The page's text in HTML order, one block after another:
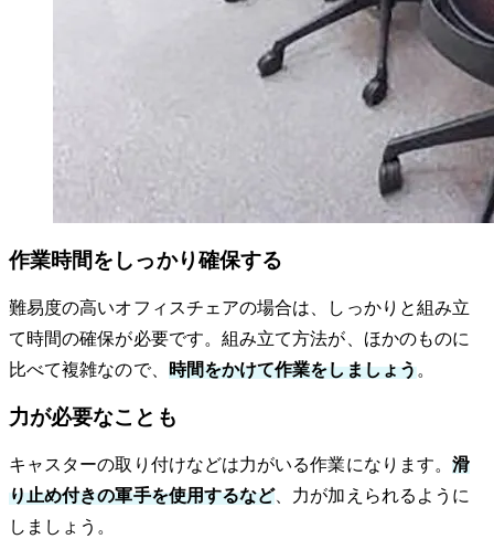
作業時間をしっかり確保する
難易度の高いオフィスチェアの場合は、しっかりと組み立
て時間の確保が必要です。組み立て方法が、ほかのものに
比べて複雑なので、 時間をかけて作業をしましょう。
力が必要なことも
キャスターの取り付けなどは力がいる作業になります。滑
り止め付きの軍手を使用するなど、力が加えられるように
しましょう。